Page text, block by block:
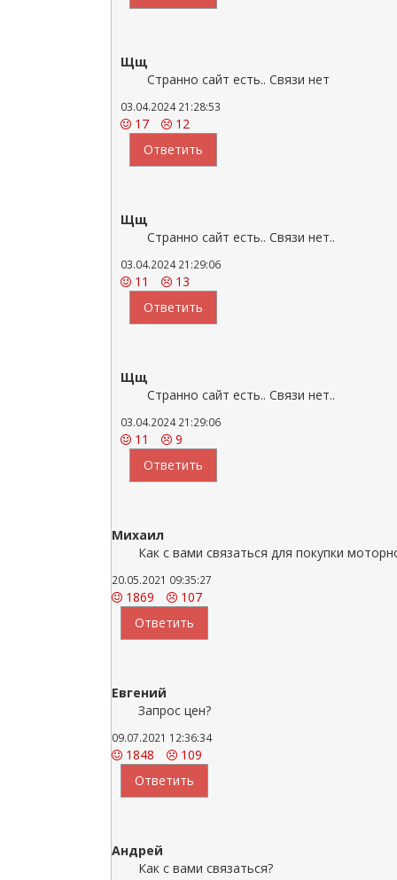
Щщ
Странно сайт есть.. Связи нет
03.04.2024 21:28:53
17
12
Ответить
Щщ
Странно сайт есть.. Связи нет..
03.04.2024 21:29:06
11
13
Ответить
Щщ
Странно сайт есть.. Связи нет..
03.04.2024 21:29:06
11
9
Ответить
Михаил
Как с вами связаться для покупки
20.05.2021 09:35:27
1869
107
Ответить
Евгений
Запрос цен?
09.07.2021 12:36:34
1848
109
Ответить
Андрей
Как с вами связаться?